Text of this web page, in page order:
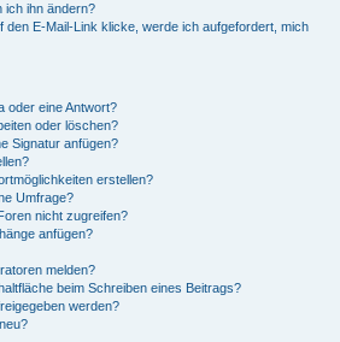
ich ihn ändern?
den E-Mail-Link klicke, werde ich aufgefordert, mich
oder eine Antwort?
oder löschen?
Signatur anfügen?
erstellen?
Umfrage?
nicht zugreifen?
anfügen?
melden?
beim Schreiben eines Beitrags?
werden?